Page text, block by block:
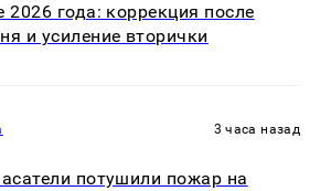
2026 года: коррекция после
и усиление вторички
3 часа назад
потушили пожар на